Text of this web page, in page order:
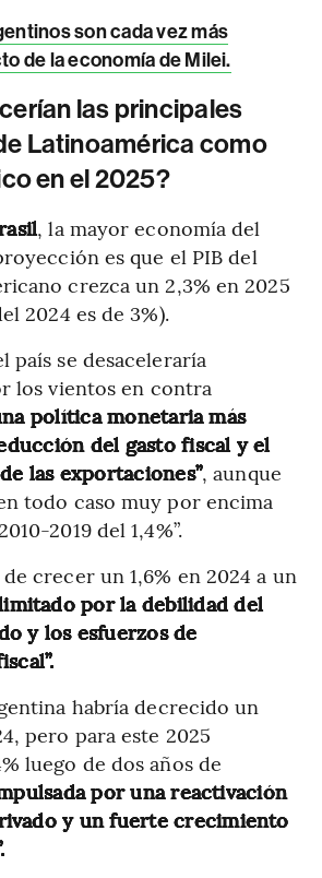
son cada vez más
de la economía de Milei.
las principales
Latinoamérica como
en el 2025?
, la mayor economía del
es que el PIB del
crezca un 2,3% en 2025
2024 es de 3%).
país se desaceleraría
los vientos en contra
política monetaria más
del gasto fiscal y el
las exportaciones”, aunque
todo caso muy por encima
2019 del 1,4%”.
crecer un 1,6% en 2024 a un
por la debilidad del
y los esfuerzos de
habría decrecido un
pero para este 2025
luego de dos años de
por una reactivación
y un fuerte crecimiento